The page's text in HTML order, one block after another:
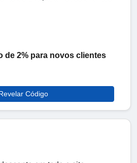
de 2% para novos clientes
Código